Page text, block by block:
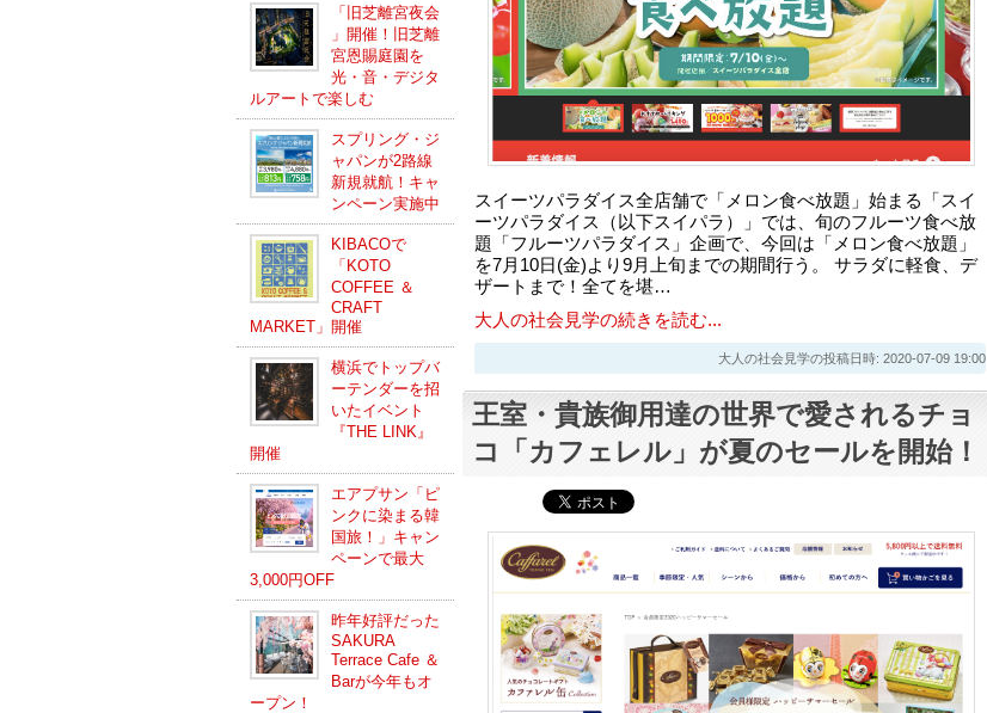
「旧芝離宮夜会
」開催！旧芝離
宮恩賜庭園を
光・音・デジタ
ルアートで楽しむ
スプリング・ジ
ャパンが2路線
新規就航！キャ
ンペーン実施中
KIBACOで
「KOTO
COFFEE ＆
CRAFT
MARKET」開催
横浜でトップバ
ーテンダーを招
いたイベント
『THE LINK』
開催
エアプサン「ピ
ンクに染まる韓
国旅！」キャン
ペーンで最大
3,000円OFF
昨年好評だった
SAKURA
Terrace Cafe ＆
Barが今年もオ
ープン！
スイーツパラダイス全店舗で「メロン食べ放題」始まる「スイ
ーツパラダイス（以下スイパラ）」では、旬のフルーツ食べ放
題「フルーツパラダイス」企画で、今回は「メロン食べ放題」
を7月10日(金)より9月上旬までの期間行う。 サラダに軽食、デ
ザートまで！全てを堪…
大人の社会見学の続きを読む...
大人の社会見学の投稿日時: 2020-07-09 19:00
王室・貴族御用達の世界で愛されるチョ
コ「カフェレル」が夏のセールを開始！